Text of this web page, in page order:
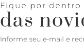
Fique por dentro
das
Informe seu e-mail e